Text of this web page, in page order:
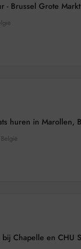
- Brussel Grote Markt